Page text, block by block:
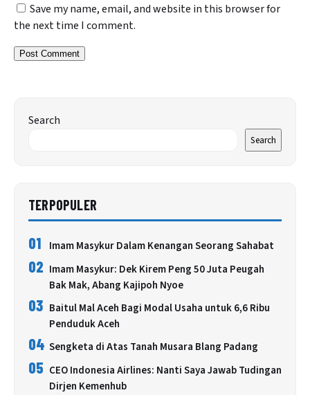
Save my name, email, and website in this browser for
the next time I comment.
Search
Search
TERPOPULER
01 Imam Masykur Dalam Kenangan Seorang Sahabat
02 Imam Masykur: Dek Kirem Peng 50 Juta Peugah
Bak Mak, Abang Kajipoh Nyoe
03 Baitul Mal Aceh Bagi Modal Usaha untuk 6,6 Ribu
Penduduk Aceh
04 Sengketa di Atas Tanah Musara Blang Padang
05 CEO Indonesia Airlines: Nanti Saya Jawab Tudingan
Dirjen Kemenhub